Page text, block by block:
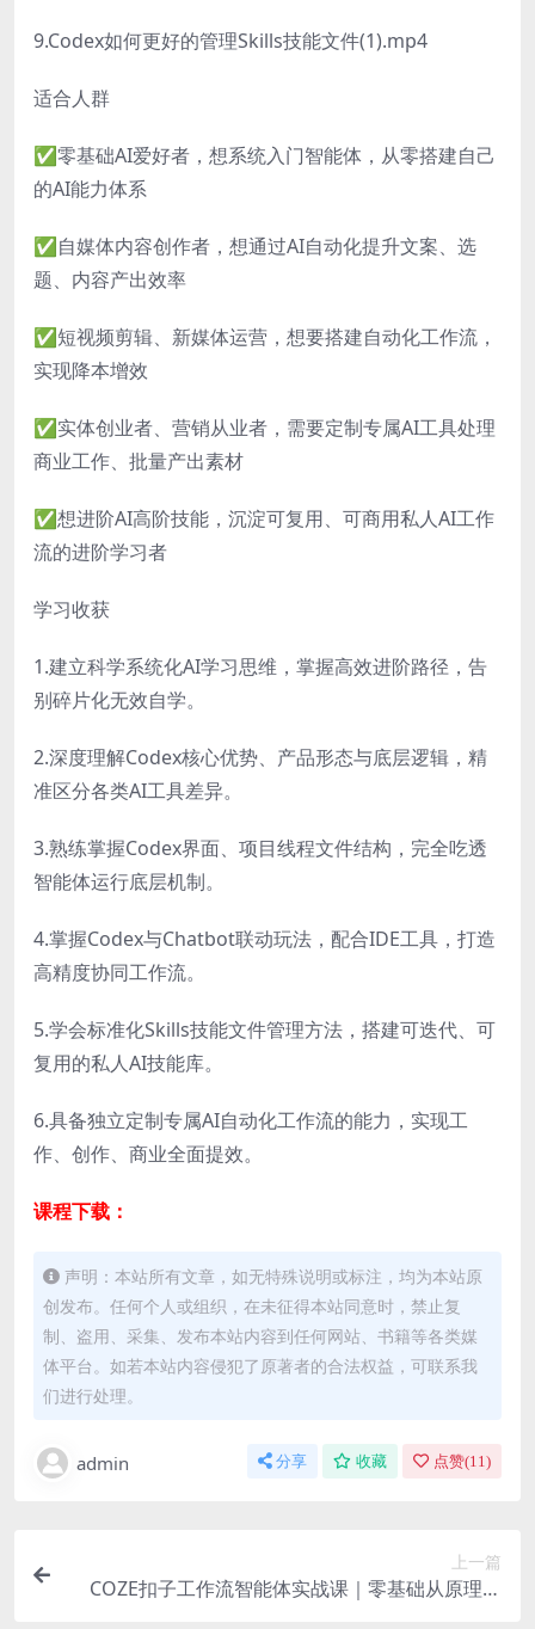
9.Codex如何更好的管理Skills技能文件(1).mp4
适合人群
✅零基础AI爱好者，想系统入门智能体，从零搭建自己
的AI能力体系
✅自媒体内容创作者，想通过AI自动化提升文案、选
题、内容产出效率
✅短视频剪辑、新媒体运营，想要搭建自动化工作流，
实现降本增效
✅实体创业者、营销从业者，需要定制专属AI工具处理
商业工作、批量产出素材
✅想进阶AI高阶技能，沉淀可复用、可商用私人AI工作
流的进阶学习者
学习收获
1.建立科学系统化AI学习思维，掌握高效进阶路径，告
别碎片化无效自学。
2.深度理解Codex核心优势、产品形态与底层逻辑，精
准区分各类AI工具差异。
3.熟练掌握Codex界面、项目线程文件结构，完全吃透
智能体运行底层机制。
4.掌握Codex与Chatbot联动玩法，配合IDE工具，打造
高精度协同工作流。
5.学会标准化Skills技能文件管理方法，搭建可迭代、可
复用的私人AI技能库。
6.具备独立定制专属AI自动化工作流的能力，实现工
作、创作、商业全面提效。
课程下载：
声明：本站所有文章，如无特殊说明或标注，均为本站原
创发布。任何个人或组织，在未征得本站同意时，禁止复
制、盗用、采集、发布本站内容到任何网站、书籍等各类媒
体平台。如若本站内容侵犯了原著者的合法权益，可联系我
们进行处理。
admin 分享 收藏 点赞(11 )
上一篇
COZE扣子工作流智能体实战课｜零基础从原理认